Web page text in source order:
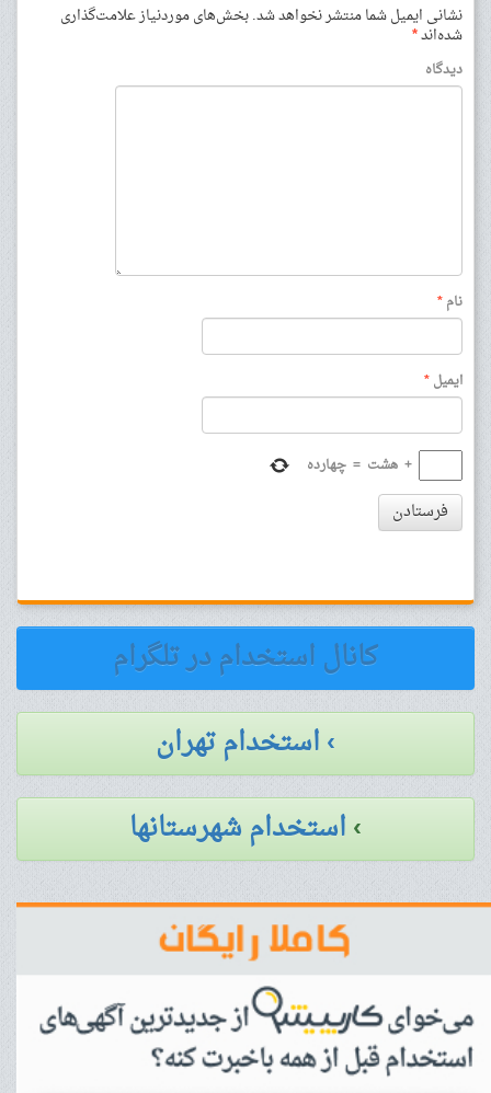
نشانی ایمیل شما منتشر نخواهد شد.بخش‌های موردنیاز علامت‌گذاری
شده‌اند*
دیدگاه
نام*
ایمیل*
+ هشت = چهارده
فرستادن
کانال استخدام در تلگرام
› استخدام تهران
›استخدام شهرستانها